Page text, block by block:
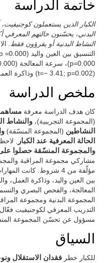
خاتمة الدراسة
الكبار الذين يستعملون
البدني، يحسّنون حالتهم
النشاط البدنية أو يقرؤون فقط.
(t=− 3.41; p=0.002) وذاكرة العمل (t=− 4.56; p=0.000).
ملخص الدراسة
كان هدف الدراسة معرفة
(المجموعة التجريبية)،والنشاط
النشاطين (المجموعة المنسّقة)
الحالة المعرفية عند الكبار
.
والمجموعة المنسّقة حصلوا
مشاركي مجموعة المراقبة
مؤلّفة من 4 شروط. كانت
بين العين واليد، وذاكرة العمل،
المعالجة، والفحص البصري
المجموعة البدنية ومجموعة
التدريب المعرفي لكوجنيفيت
مسؤول عن تحسّن المجموعة
السياق
للكبار خطرفقدان الاستقلال